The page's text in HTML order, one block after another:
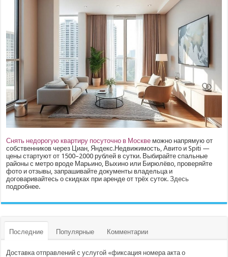
Снять недорогую квартиру посуточно в Москве можно напрямую от
собственников через Циан, Яндекс.Недвижимость, Авито и Spiti —
цены стартуют от 1500–2000 рублей в сутки. Выбирайте спальные
районы с метро вроде Марьино, Выхино или Бирюлёво, проверяйте
фото и отзывы, запрашивайте документы владельца и
договаривайтесь о скидках при аренде от трёх суток.Здесь
подробнее.
Последние Популярные Комментарии
Доставка отправлений с услугой «фиксация номера акта о